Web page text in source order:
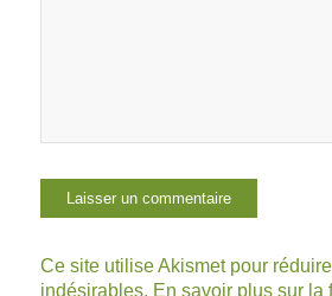
Ce site utilise Akismet pour
indésirables. En savoir plus sur la